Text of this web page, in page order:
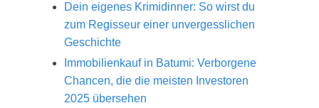
Dein eigenes Krimidinner: So wirst du
zum Regisseur einer unvergesslichen
Geschichte
Immobilienkauf in Batumi: Verborgene
Chancen, die die meisten Investoren
2025 übersehen